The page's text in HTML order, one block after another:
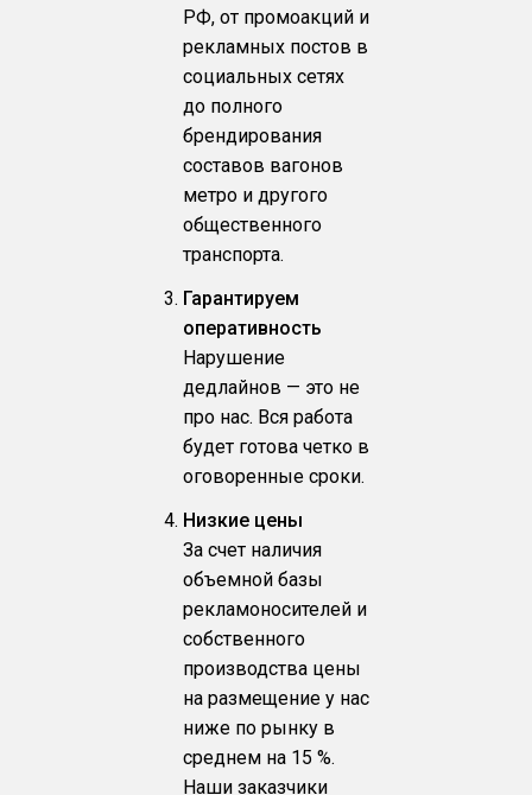
РФ, от промоакций и
рекламных постов в
социальных сетях
до полного
брендирования
составов вагонов
метро и другого
общественного
транспорта.
Гарантируем
оперативность
Нарушение
дедлайнов — это не
про нас. Вся работа
будет готова четко в
оговоренные сроки.
Низкие цены
За счет наличия
объемной базы
рекламоносителей и
собственного
производства цены
на размещение у нас
ниже по рынку в
среднем на 15 %.
Наши заказчики